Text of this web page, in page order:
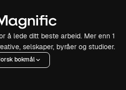
å lede ditt beste arbeid. Mer enn 1
selskaper, byråer og studioer.
bokmål